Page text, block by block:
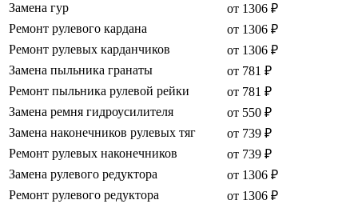
Замена гур
от 1306 ₽
Ремонт рулевого кардана
от 1306 ₽
Ремонт рулевых карданчиков
от 1306 ₽
Замена пыльника гранаты
от 781 ₽
Ремонт пыльника рулевой рейки
от 781 ₽
Замена ремня гидроусилителя
от 550 ₽
Замена наконечников рулевых тяг
от 739 ₽
Ремонт рулевых наконечников
от 739 ₽
Замена рулевого редуктора
от 1306 ₽
Ремонт рулевого редуктора
от 1306 ₽